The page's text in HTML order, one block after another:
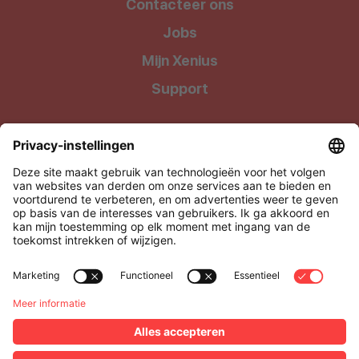
Contacteer ons
Jobs
Mijn Xenius
Support
Wij geven onze klanten waar ze recht op hebben: Kwalitatieve
Xenius BV, onderdeel van Level27
Via Media 4, 3500 Hasselt, België
BTW: BE0505.928.838
support@xenius.be